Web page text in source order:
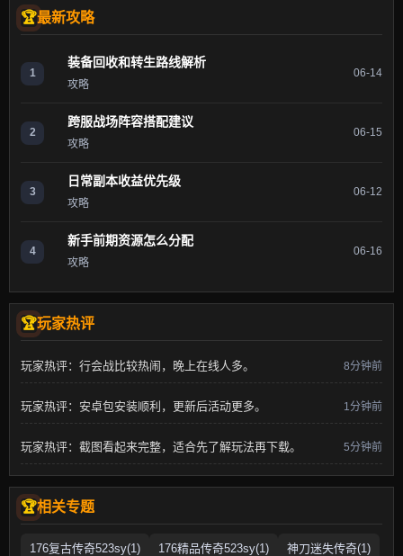
最新攻略
1
装备回收和转生路线解析
攻略
06-14
2
跨服战场阵容搭配建议
攻略
06-15
3
日常副本收益优先级
攻略
06-12
4
新手前期资源怎么分配
攻略
06-16
玩家热评
玩家热评：行会战比较热闹，晚上在线人多。 8分钟前
玩家热评：安卓包安装顺利，更新后活动更多。 1分钟前
玩家热评：截图看起来完整，适合先了解玩法再下载。 5分钟前
相关专题
176复古传奇523sy(1) 176精品传奇523sy(1) 神刀迷失传奇(1)